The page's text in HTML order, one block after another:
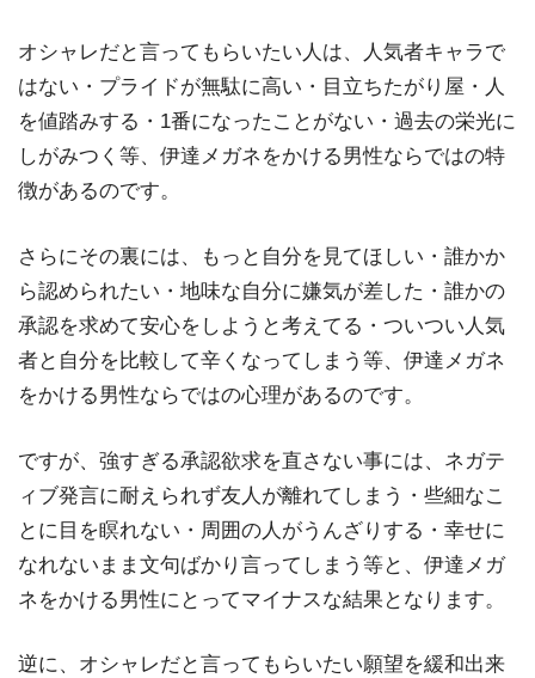
オシャレだと言ってもらいたい人は、人気者キャラで
はない・プライドが無駄に高い・目立ちたがり屋・人
を値踏みする・1番になったことがない・過去の栄光に
しがみつく等、伊達メガネをかける男性ならではの特
徴があるのです。
さらにその裏には、もっと自分を見てほしい・誰かか
ら認められたい・地味な自分に嫌気が差した・誰かの
承認を求めて安心をしようと考えてる・ついつい人気
者と自分を比較して辛くなってしまう等、伊達メガネ
をかける男性ならではの心理があるのです。
ですが、強すぎる承認欲求を直さない事には、ネガテ
ィブ発言に耐えられず友人が離れてしまう・些細なこ
とに目を瞑れない・周囲の人がうんざりする・幸せに
なれないまま文句ばかり言ってしまう等と、伊達メガ
ネをかける男性にとってマイナスな結果となります。
逆に、オシャレだと言ってもらいたい願望を緩和出来